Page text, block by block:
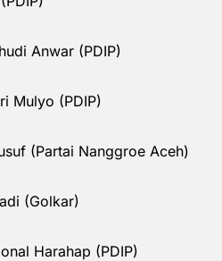
Anwar (PDIP)
Mulyo (PDIP)
(Partai Nanggroe Aceh)
(Golkar)
Harahap (PDIP)